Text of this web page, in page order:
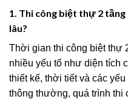
1. Thi công biệt thự 2
lâu?
Thời gian thi công biệt thự
nhiều yếu tố như diện tích
thiết kế, thời tiết và các
thông thường, quá trình thi